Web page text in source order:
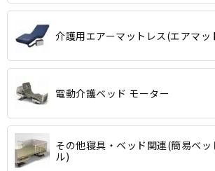
介護用エアーマットレス(エアマッ
電動介護ベッド モーター
その他寝具・ベッド関連(簡易ベッ
ル)